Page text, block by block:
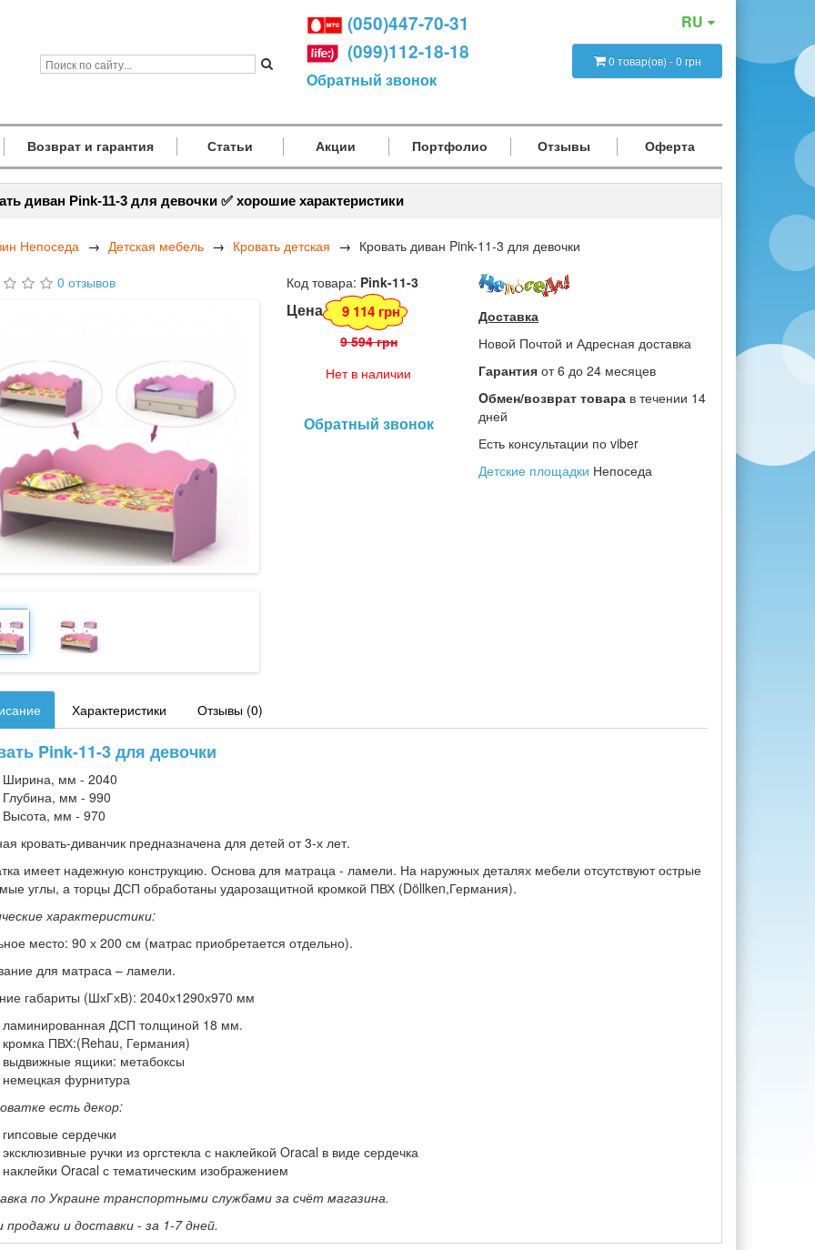
(050)447-70-31
(099)112-18-18
Обратный звонок
RU
0 товар(ов) - 0 грн
Возврат и гарантия Статьи Акции Портфолио Отзывы Оферта
диван Pink-11-3 для девочки ✅ хорошие характеристики
Непоседа Детская мебель Кровать детская
Кровать диван Pink-11-3 для девочки
0 отзывов
Код товара: Pink-11-3
Цена 9 114 грн
9 594 грн
Нет в наличии
Обратный звонок
Доставка
Новой Почтой и Адресная доставка
Гарантия от 6 до 24 месяцев
Oбмен/возврат товара в течении 14
дней
Есть консультации по viber
Детские площадки Непоседа
Характеристики Отзывы (0)
Pink-11-3 для девочки
Ширина, мм - 2040
Глубина, мм - 990
Высота, мм - 970
кровать-диванчик предназначена для детей от 3-х лет.
имеет надежную конструкцию. Основа для матраца - ламели. На наружных деталях мебели отсутствуют острые
углы, а торцы ДСП обработаны ударозащитной кромкой ПВХ (Döllken,Германия).
характеристики:
место: 90 х 200 см (матрас приобретается отдельно).
для матраса – ламели.
габариты (ШхГхВ): 2040х1290х970 мм
ламинированная ДСП толщиной 18 мм.
кромка ПВХ:(Rehau, Германия)
выдвижные ящики: метабоксы
немецкая фурнитура
есть декор:
гипсовые сердечки
эксклюзивные ручки из оргстекла с наклейкой Oracal в виде сердечка
наклейки Oracal с тематическим изображением
по Украине транспортными службами за счёт магазина.
продажи и доставки - за 1-7 дней.